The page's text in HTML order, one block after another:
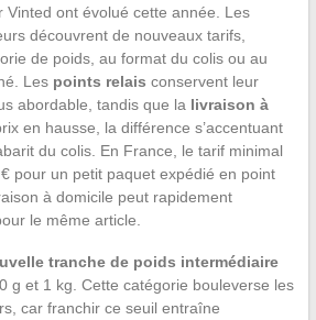
Vinted ont évolué cette année. Les
découvrent de nouveaux tarifs,
de poids, au format du colis ou au
Les points relais conservent leur
abordable, tandis que la livraison à
en hausse, la différence s’accentuant
du colis. En France, le tarif minimal
pour un petit paquet expédié en point
à domicile peut rapidement
le même article.
tranche de poids intermédiaire
g et 1 kg. Cette catégorie bouleverse les
car franchir ce seuil entraîne